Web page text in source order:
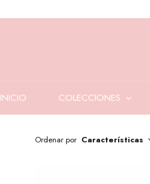
INICIO COLECCIONES
Ordenar por Características